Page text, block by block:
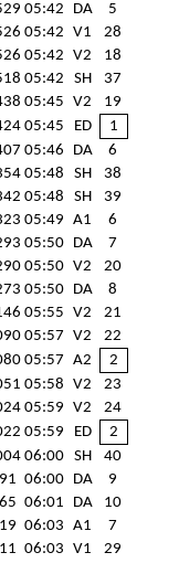
05:42 DA
5
05:42 V1
28
05:42 V2
18
05:42 SH
37
05:45 V2
19
05:45 ED
1
05:46 DA
6
05:48 SH
38
05:48 SH
39
05:49 A1
6
05:50 DA
7
05:50 V2
20
05:50 DA
8
05:55 V2
21
05:57 V2
22
05:57 A2
2
05:58 V2
23
05:59 V2
24
05:59 ED
2
06:00 SH
40
06:00 DA
9
06:01 DA
10
06:03 A1
7
06:03 V1
29